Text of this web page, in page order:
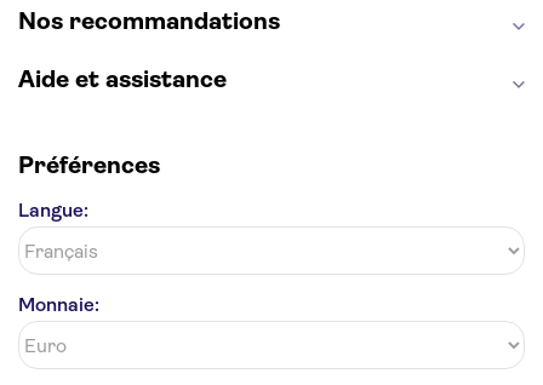
Cathédrale Notre Dame
Montmartre
Nos recommandations
Aide et assistance
Préférences
Langue:
Monnaie: